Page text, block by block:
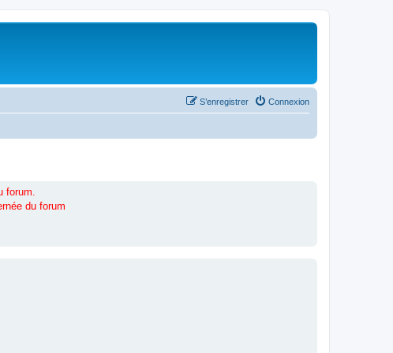
Connexion
S’enregistrer
forum.
du forum